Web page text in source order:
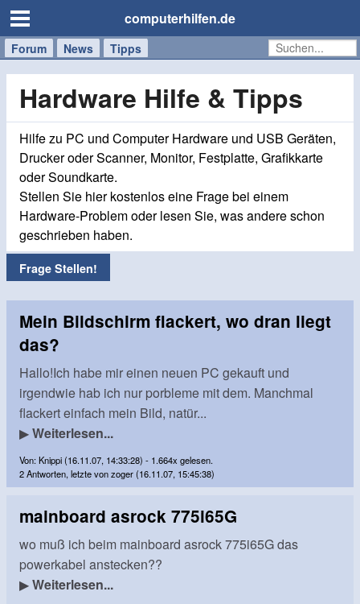
computerhilfen.de
Forum News Tipps
Handy
Windows
Mac
Hardware Hilfe & Tipps
Hilfe zu PC und Computer Hardware und USB Geräten,
Drucker oder Scanner, Monitor, Festplatte, Grafikkarte
oder Soundkarte.
Stellen Sie hier kostenlos eine Frage bei einem
Hardware-Problem oder lesen Sie, was andere schon
geschrieben haben.
Frage Stellen!
Mein Bildschirm flackert, wo dran liegt
das?
Hallo!Ich habe mir einen neuen PC gekauft und
irgendwie hab ich nur porbleme mit dem. Manchmal
flackert einfach mein Bild, natür...
▶Weiterlesen...
Von: Knippi (16.11.07, 14:33:28) - 1.664x gelesen.
2 Antworten, letzte von zoger (16.11.07, 15:45:38)
mainboard asrock 775i65G
wo muß ich beim mainboard asrock 775i65G das
powerkabel anstecken??
▶Weiterlesen...